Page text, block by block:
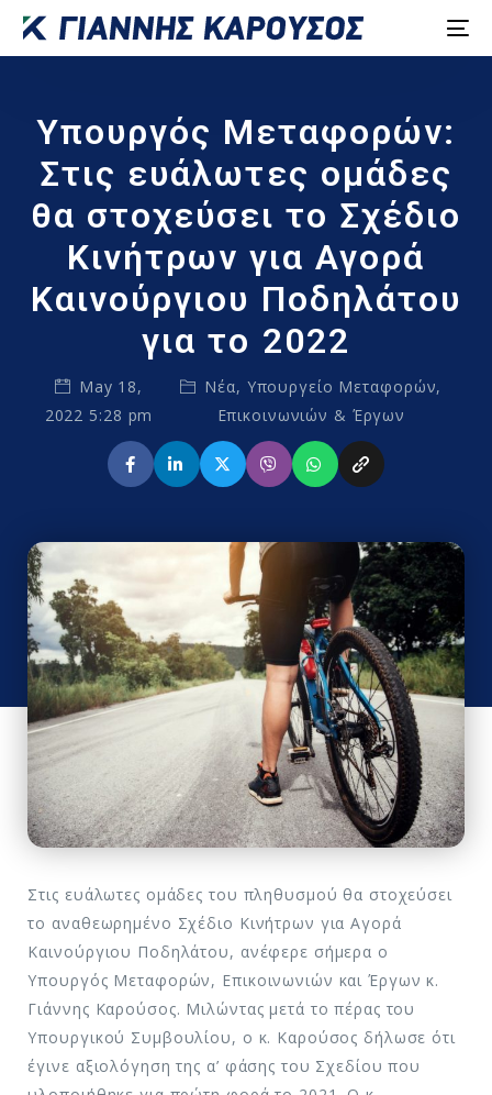
Υπουργός Μεταφορών:
Στις ευάλωτες ομάδες
θα στοχεύσει το Σχέδιο
Κινήτρων για Αγορά
Καινούργιου Ποδηλάτου
για το 2022
May 18,
2022 5:28 pm
Νέα, Υπουργείο Μεταφορών,
Επικοινωνιών & Έργων
Στις ευάλωτες ομάδες του πληθυσμού θα στοχεύσει
το αναθεωρημένο Σχέδιο Κινήτρων για Αγορά
Καινούργιου Ποδηλάτου, ανέφερε σήμερα ο
Υπουργός Μεταφορών, Επικοινωνιών και Έργων κ.
Γιάννης Καρούσος. Μιλώντας μετά το πέρας του
Υπουργικού Συμβουλίου, ο κ. Καρούσος δήλωσε ότι
έγινε αξιολόγηση της α’ φάσης του Σχεδίου που